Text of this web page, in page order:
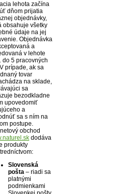
lehota začína
dňom prijatia
objednávky,
obsahuje všetky
údaje na jej
Objednávka
a
v lehote
do 5 pracovných
prípade, ak sa
tovar
na sklade,
sa
bezodkladne
upovedomiť
a
sa s ním na
postupe.
obchod
dodáva
produkty
Slovenská
pošta – riadi sa
platnými
podmienkami